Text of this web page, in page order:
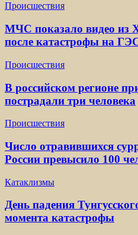
Происшествия
МЧС показало видео из
после катастрофы на
Происшествия
В российском регионе
пострадали три человека
Происшествия
Число отравившихся
России превысило 100
Катаклизмы
День падения
момента катастрофы